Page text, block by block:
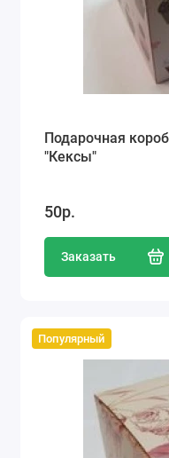
Подарочная
"Кексы"
50р.
Заказать
Популярный